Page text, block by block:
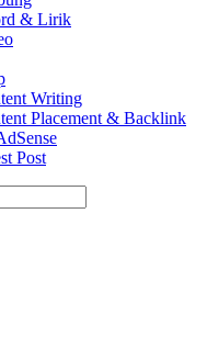
& Lirik
Writing
Placement & Backlink
Post